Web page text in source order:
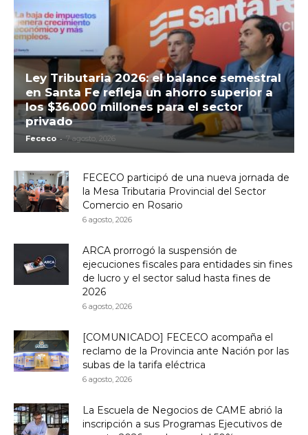
Ley Tributaria 2026: el balance semestral
en Santa Fe refleja un ahorro superior a
los $36.000 millones para el sector
privado
Fececo - 7 agosto, 2026
FECECO participó de una nueva jornada de
la Mesa Tributaria Provincial del Sector
Comercio en Rosario
6 agosto, 2026
ARCA prorrogó la suspensión de
ejecuciones fiscales para entidades sin fines
de lucro y el sector salud hasta fines de
2026
6 agosto, 2026
[COMUNICADO] FECECO acompaña el
reclamo de la Provincia ante Nación por las
subas de la tarifa eléctrica
6 agosto, 2026
La Escuela de Negocios de CAME abrió la
inscripción a sus Programas Ejecutivos de